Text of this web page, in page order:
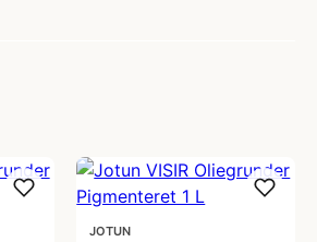
JOTUN